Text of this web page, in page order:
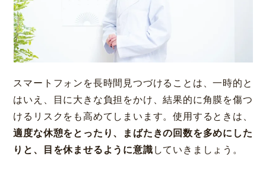
スマートフォンを長時間見つづけることは、一時的と
はいえ、目に大きな負担をかけ、結果的に角膜を傷つ
けるリスクをも高めてしまいます。使用するときは、
適度な休憩をとったり、まばたきの回数を多めにした
りと、目を休ませるように意識 していきましょう。